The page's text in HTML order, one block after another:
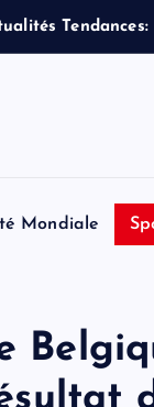
Tendances:
Mondiale